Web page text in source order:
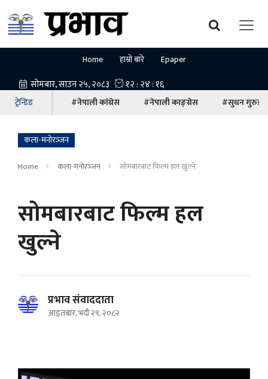
Home हाम्रो बारे Epaper
ट्रेन्डिङ #नेपाली कांग्रेस #नेपाली काङ्ग्रेस #सुधन गुरुङ
कला-मनोरञ्‍जन
Home कला-मनोरञ्‍जन सोमबारबाट फिल्म हल खुल्ने
सोमबारबाट फिल्म हल
खुल्ने
प्रभाव संवाददाता
आइतबार, भदौ २९, २०८२